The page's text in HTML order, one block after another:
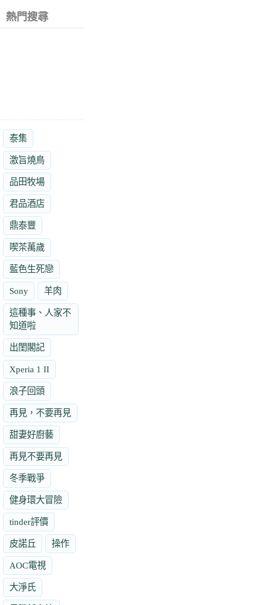
熱門搜尋
泰集
激旨燒鳥
品田牧場
君品酒店
鼎泰豐
喫茶萬歲
藍色生死戀
Sony 羊肉
這種事、人家不
知道啦
出閨閣記
Xperia 1 II
浪子回頭
再見，不要再見
甜妻好廚藝
再見不要再見
冬季戰爭
健身環大冒險
tinder評價
皮諾丘 操作
AOC電視
大淨氏